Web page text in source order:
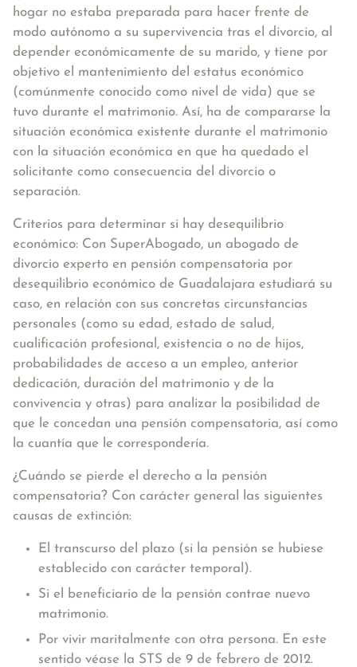
hogar no estaba preparada para hacer frente de
modo autónomo a su supervivencia tras el divorcio, al
depender económicamente de su marido, y tiene por
objetivo el mantenimiento del estatus económico
(comúnmente conocido como nivel de vida) que se
tuvo durante el matrimonio. Así, ha de compararse la
situación económica existente durante el matrimonio
con la situación económica en que ha quedado el
solicitante como consecuencia del divorcio o
separación.
Criterios para determinar si hay desequilibrio
económico: Con SuperAbogado, un abogado de
divorcio experto en pensión compensatoria por
desequilibrio económico de Guadalajara estudiará su
caso, en relación con sus concretas circunstancias
personales (como su edad, estado de salud,
cualificación profesional, existencia o no de hijos,
probabilidades de acceso a un empleo, anterior
dedicación, duración del matrimonio y de la
convivencia y otras) para analizar la posibilidad de
que le concedan una pensión compensatoria, así como
la cuantía que le correspondería.
¿Cuándo se pierde el derecho a la pensión
compensatoria? Con carácter general las siguientes
causas de extinción:
El transcurso del plazo (si la pensión se hubiese
establecido con carácter temporal).
Si el beneficiario de la pensión contrae nuevo
matrimonio.
Por vivir maritalmente con otra persona. En este
sentido véase la STS de 9 de febrero de 2012.